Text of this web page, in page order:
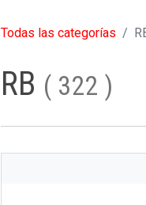
Todas las categorías
RB ( 322 )